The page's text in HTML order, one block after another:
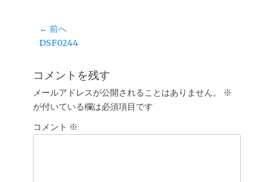
投
稿
ビ
ゲ
ー
シ
← 前へ
前
投
DSF0244
コメントを残す
メールアドレスが公開されることはありません。
※
が付いている欄は必須項目です
コメント ※